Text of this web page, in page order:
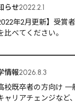
らせ2022.2.1
2022年2月更新】受
比べてください。
情報2026.8.3
高校既卒者の方向け
ャリアチェンジなど